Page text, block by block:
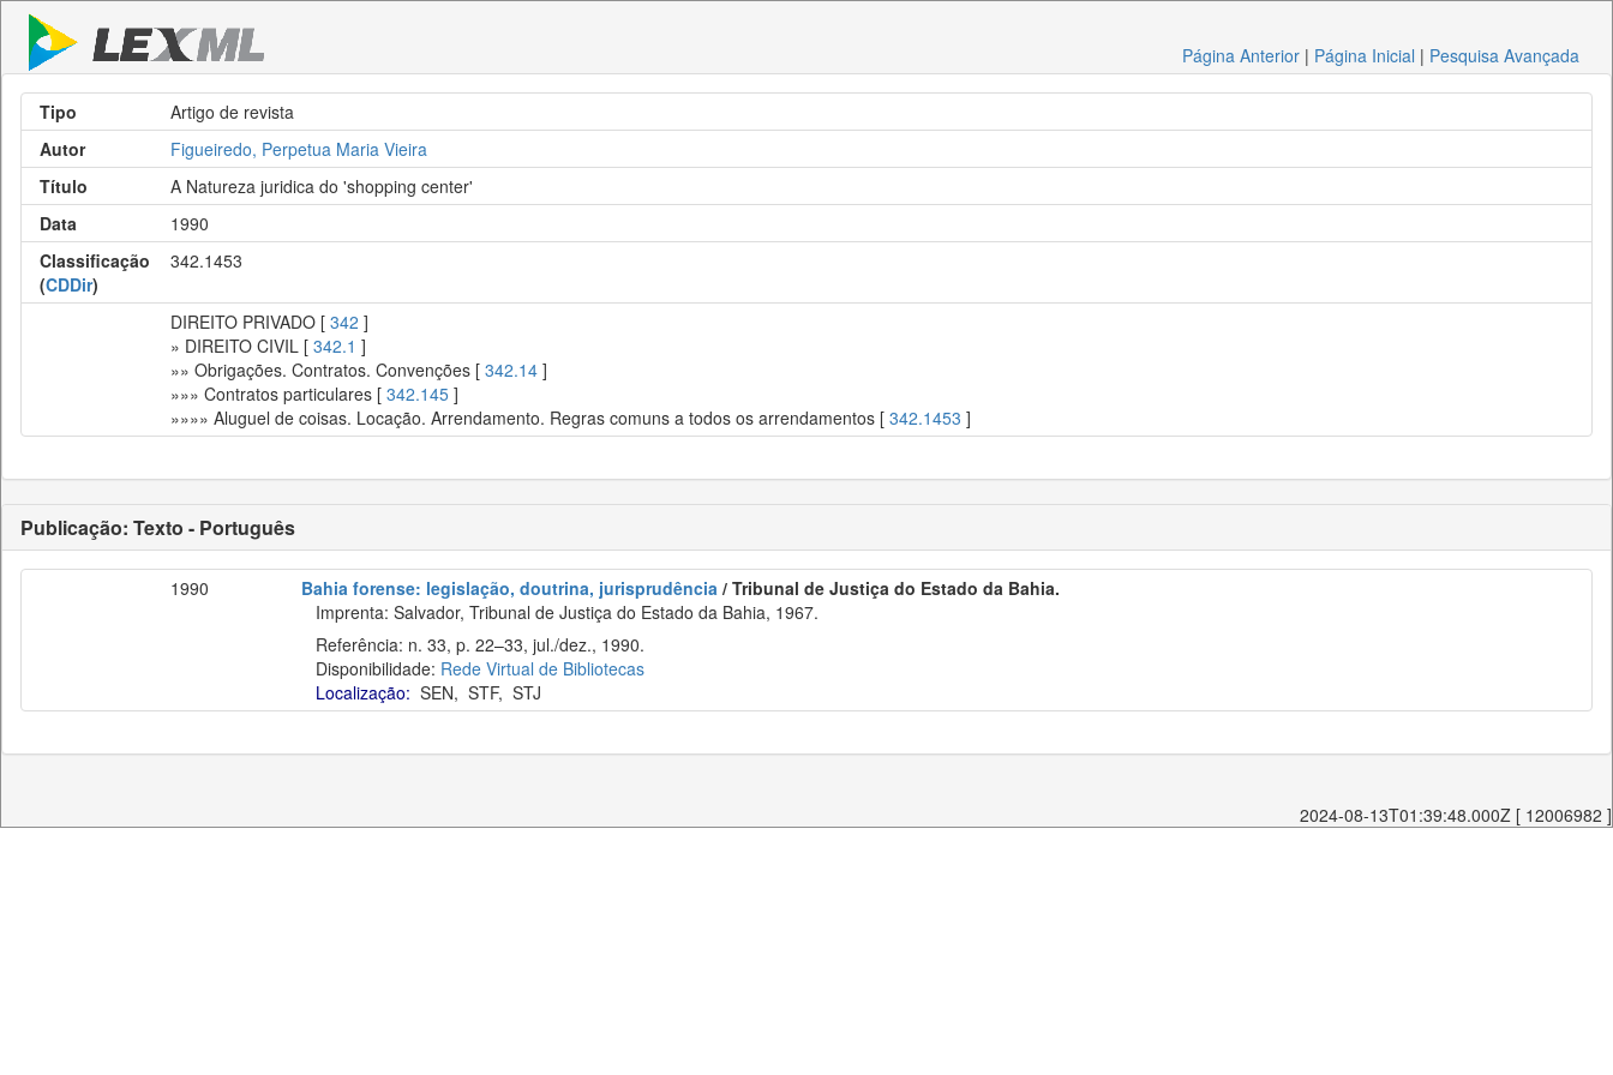
Página Anterior | Página Inicial | Pesquisa Avançada
Tipo
Artigo de revista
Autor
Figueiredo, Perpetua Maria Vieira
Título
A Natureza juridica do 'shopping center'
Data
1990
Classificação
(CDDir)
342.1453
DIREITO PRIVADO [ 342 ]
» DIREITO CIVIL [ 342.1 ]
»» Obrigações. Contratos. Convenções [ 342.14 ]
»»» Contratos particulares [ 342.145 ]
»»»» Aluguel de coisas. Locação. Arrendamento. Regras comuns a todos os arrendamentos [ 342.1453 ]
Publicação: Texto - Português
1990 Bahia forense: legislação, doutrina, jurisprudência / Tribunal de Justiça do Estado da Bahia.
Imprenta: Salvador, Tribunal de Justiça do Estado da Bahia, 1967.
Referência: n. 33, p. 22–33, jul./dez., 1990.
Disponibilidade: Rede Virtual de Bibliotecas
Localização: SEN, STF, STJ
2024-08-13T01:39:48.000Z [ 12006982 ]